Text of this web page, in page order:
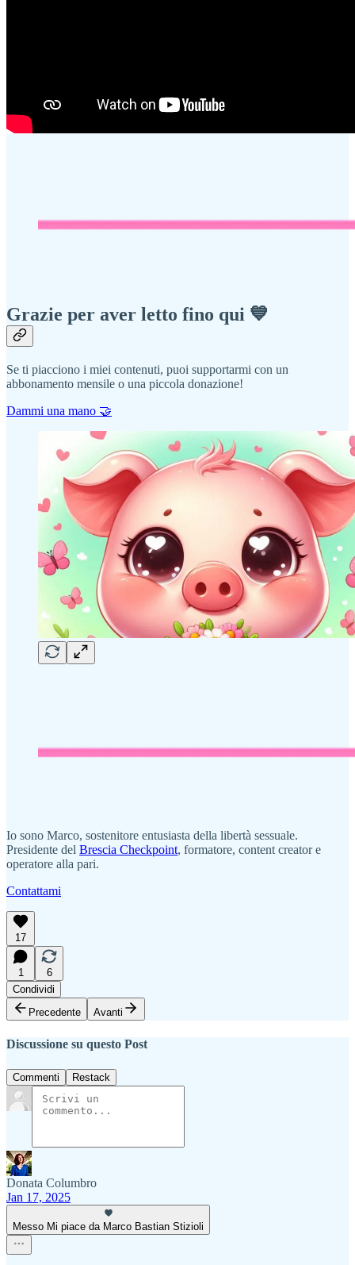
Grazie per aver letto fino qui 💙
Se ti piacciono i miei contenuti, puoi supportarmi con un
abbonamento mensile o una piccola donazione!
Dammi una mano 🤝
Io sono Marco, sostenitore entusiasta della libertà sessuale.
Presidente del Brescia Checkpoint, formatore, content creator e
operatore alla pari.
Contattami
17
1
6
Condividi
Precedente
Avanti
Discussione su questo Post
Commenti Restack
Donata Columbro
Jan 17, 2025
Messo Mi piace da Marco Bastian Stizioli